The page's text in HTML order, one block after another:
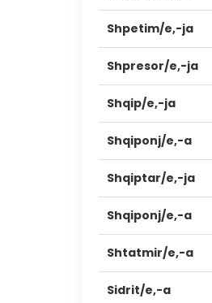
Shpetim/e,-ja
Shpresor/e,-ja
Shqip/e,-ja
Shqiponj/e,-a
Shqiptar/e,-ja
Shqiponj/e,-a
Shtatmir/e,-a
Sidrit/e,-a